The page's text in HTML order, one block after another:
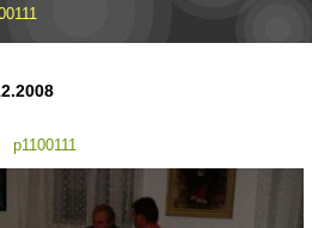
p1100111